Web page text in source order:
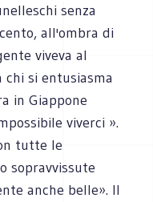
senza
all'ombra di
viveva al
chi si entusiasma
in Giappone
viverci ».
tutte le
sopravvissute
anche belle». Il